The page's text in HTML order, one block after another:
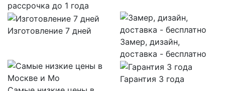
рассрочка до 1 года
Изготовление 7 дней
Замер, дизайн,
доставка - бесплатно
Гарантия 3 года